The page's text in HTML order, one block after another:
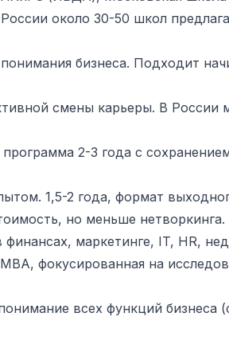
около 30-50 школ
бизнеса. Подходит
смены карьеры. В России
программа 2-3 года с
1,5-2 года, формат
но меньше нетворкинга.
маркетинге, IT, HR,
фокусированная на
всех функций бизнеса